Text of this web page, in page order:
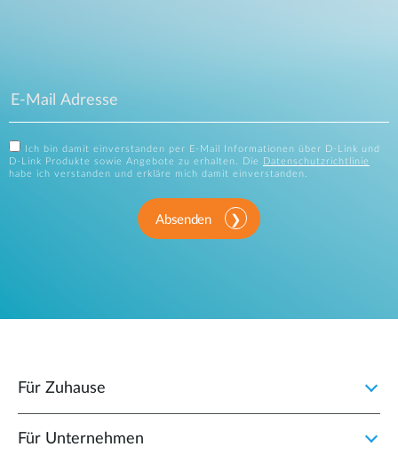
Ich bin damit einverstanden per E-Mail Informationen über D-Link und
D-Link Produkte sowie Angebote zu erhalten. Die
Datenschutzrichtlinie
habe ich verstanden und erkläre mich damit einverstanden.
Absenden
Für Zuhause
Für Unternehmen